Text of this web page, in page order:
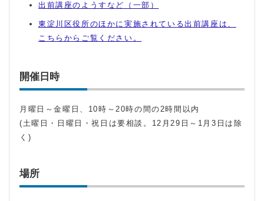
出前講座のようすなど（一部）
東淀川区役所のほかに実施されている出前講座は、
こちらからご覧ください。
開催日時
月曜日～金曜日、10時～20時の間の2時間以内
(土曜日・日曜日・祝日は要相談。12月29日～1月3日は除
く)
場所